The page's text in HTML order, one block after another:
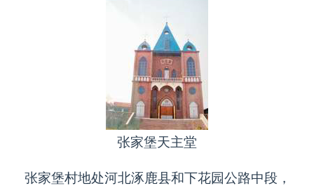
张家堡天主堂
张家堡村地处河北涿鹿县和下花园公路中段，